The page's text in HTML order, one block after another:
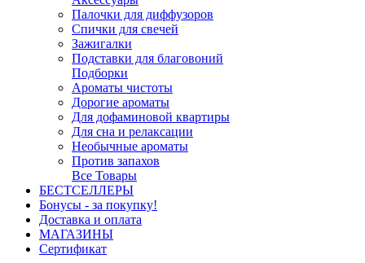
Палочки для диффузоров
Спички для свечей
Зажигалки
Подставки для благовоний
Подборки
Ароматы чистоты
Дорогие ароматы
Для дофаминовой квартиры
Для сна и релаксации
Необычные ароматы
Против запахов
Все Товары
БЕСТСЕЛЛЕРЫ
Бонусы - за покупку!
Доставка и оплата
МАГАЗИНЫ
Cертификат